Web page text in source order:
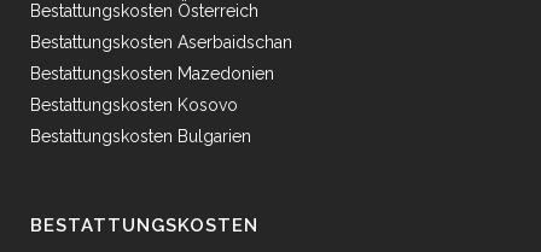
Bestattungskosten Österreich
Bestattungskosten Aserbaidschan
Bestattungskosten Mazedonien
Bestattungskosten Kosovo
Bestattungskosten Bulgarien
BESTATTUNGSKOSTEN